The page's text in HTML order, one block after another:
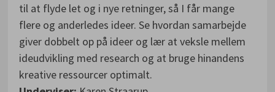
til at flyde let og i nye retninger, så I får mange
flere og anderledes ideer. Se hvordan samarbejde
giver dobbelt op på ideer og lær at veksle mellem
ideudvikling med research og at bruge hinandens
kreative ressourcer optimalt.